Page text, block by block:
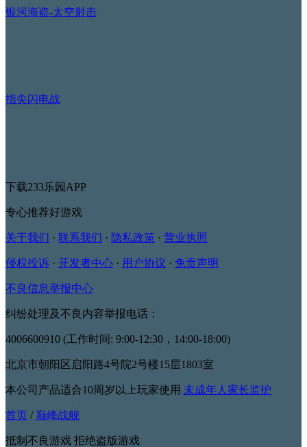
银河海盗-太空射击
指尖闪电战
下载233乐园APP
专心推荐好游戏
关于我们 · 联系我们 · 隐私政策 · 营业执照
侵权投诉 · 开发者中心 · 用户协议 · 免责声明
不良信息举报中心
纠纷处理及不良内容举报电话：
4006600910 (工作时间: 9:00-12:30，14:00-18:00)
北京市朝阳区启阳路4号院2号楼15层1803室
本公司产品适合10周岁以上玩家使用 未成年人家长监护
首页 / 巅峰战舰
抵制不良游戏 拒绝盗版游戏